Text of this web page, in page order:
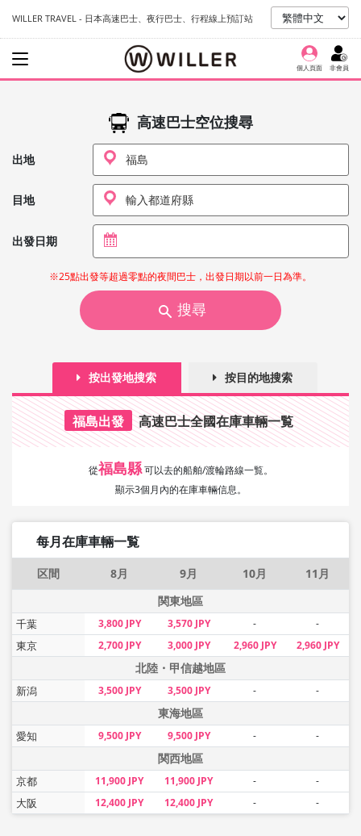
WILLER TRAVEL - 日本高速巴士、夜行巴士、行程線上預訂站
個人頁面 非會員
高速巴士空位搜尋
出地
目地
出發日期
※25點出發等超過零點的夜間巴士，出發日期以前一日為準。
搜尋
按出發地搜索 按目的地搜索
福島出發 高速巴士全國在庫車輛一覧
從福島縣 可以去的船舶/渡輪路線一覧。
顯示3個月內的在庫車輛信息。
每月在庫車輛一覧
区間 8月 9月 10月
11月
関東地區
千葉 3,800 JPY 3,570 JPY - -
東京 2,700 JPY 3,000 JPY 2,960 JPY 2,960 JPY
北陸・甲信越地區
新潟 3,500 JPY 3,500 JPY - -
東海地區
愛知 9,500 JPY 9,500 JPY - -
関西地區
京都 11,900 JPY 11,900 JPY - -
大阪 12,400 JPY 12,400 JPY - -